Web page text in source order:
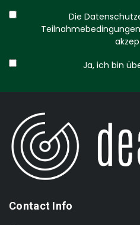
Die
Ja, ich bin
Contact Info